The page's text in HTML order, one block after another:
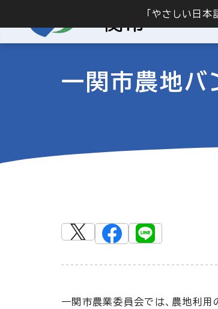
「やさしい日
一関市農地バ
一関市農業委員会では、農地利用